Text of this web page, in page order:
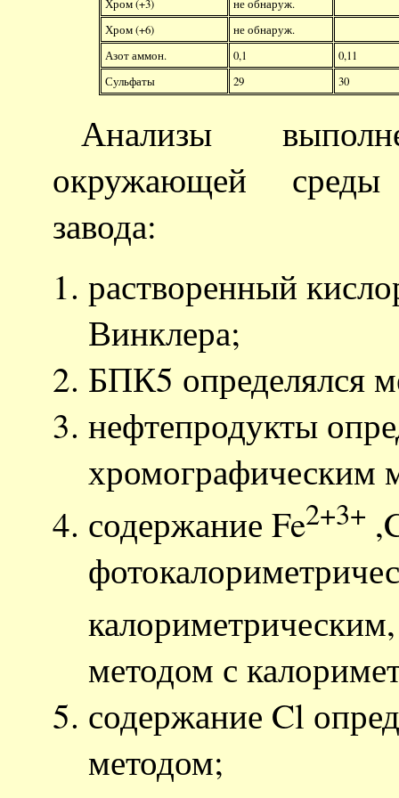
Хром (+3)
не обнаруж.
Хром (+6)
не обнаруж.
Азот аммон.
0,1
0,11
Сульфаты
29 30
Анализы
окружающей среды
завода:
растворенный
Винклера;
БПК5 определялся
нефтепродукты
хромографическим
содержание Fe2+3+
методом с
содержание Cl
методом;